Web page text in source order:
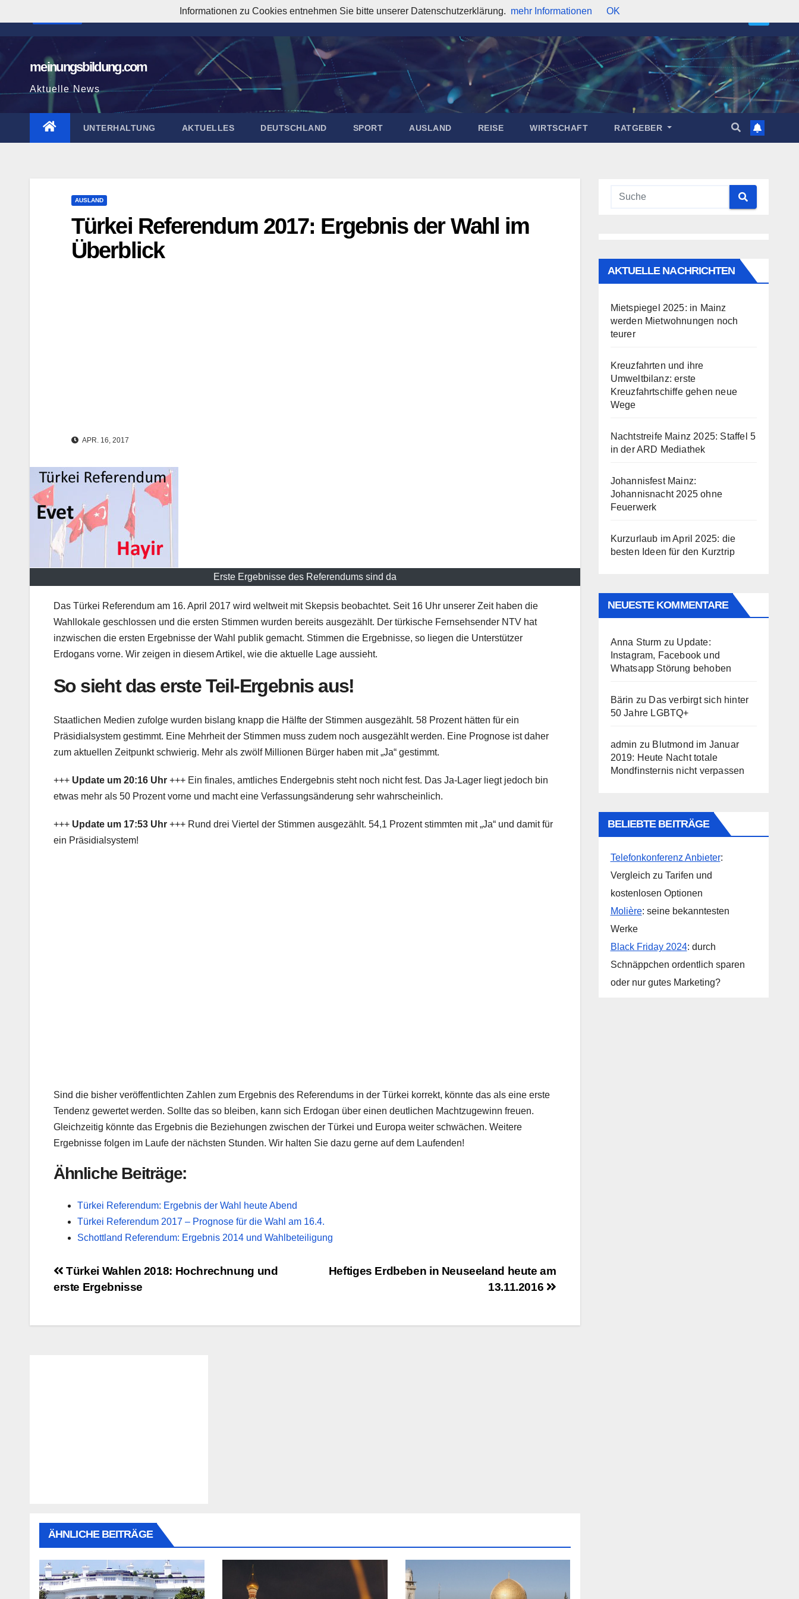
Inhalt
springen
meinungsbildung.com
Aktuelle News
UNTERHALTUNG AKTUELLES DEUTSCHLAND SPORT AUSLAND REISE WIRTSCHAFT RATGEBER
AUSLAND
Türkei Referendum 2017: Ergebnis der Wahl im
Überblick
APR. 16, 2017
Erste Ergebnisse des Referendums sind da
Das Türkei Referendum am 16. April 2017 wird weltweit mit Skepsis beobachtet. Seit 16 Uhr unserer Zeit haben die
Wahllokale geschlossen und die ersten Stimmen wurden bereits ausgezählt. Der türkische Fernsehsender NTV hat
inzwischen die ersten Ergebnisse der Wahl publik gemacht. Stimmen die Ergebnisse, so liegen die Unterstützer
Erdogans vorne. Wir zeigen in diesem Artikel, wie die aktuelle Lage aussieht.
So sieht das erste Teil-Ergebnis aus!
Staatlichen Medien zufolge wurden bislang knapp die Hälfte der Stimmen ausgezählt. 58 Prozent hätten für ein
Präsidialsystem gestimmt. Eine Mehrheit der Stimmen muss zudem noch ausgezählt werden. Eine Prognose ist daher
zum aktuellen Zeitpunkt schwierig. Mehr als zwölf Millionen Bürger haben mit „Ja“ gestimmt.
+++ Update um 20:16 Uhr +++ Ein finales, amtliches Endergebnis steht noch nicht fest. Das Ja-Lager liegt jedoch bin
etwas mehr als 50 Prozent vorne und macht eine Verfassungsänderung sehr wahrscheinlich.
+++ Update um 17:53 Uhr +++ Rund drei Viertel der Stimmen ausgezählt. 54,1 Prozent stimmten mit „Ja“ und damit für
ein Präsidialsystem!
Sind die bisher veröffentlichten Zahlen zum Ergebnis des Referendums in der Türkei korrekt, könnte das als eine erste
Tendenz gewertet werden. Sollte das so bleiben, kann sich Erdogan über einen deutlichen Machtzugewinn freuen.
Gleichzeitig könnte das Ergebnis die Beziehungen zwischen der Türkei und Europa weiter schwächen. Weitere
Ergebnisse folgen im Laufe der nächsten Stunden. Wir halten Sie dazu gerne auf dem Laufenden!
Ähnliche Beiträge:
Türkei Referendum: Ergebnis der Wahl heute Abend
Türkei Referendum 2017 – Prognose für die Wahl am 16.4.
Schottland Referendum: Ergebnis 2014 und Wahlbeteiligung
Beitragsnavigation
Heftiges Erdbeben in Neuseeland heute am
13.11.2016
Türkei Wahlen 2018: Hochrechnung und
erste Ergebnisse
ÄHNLICHE BEITRÄGE
AKTUELLE NACHRICHTEN
Mietspiegel 2025: in Mainz
werden Mietwohnungen noch
teurer
Kreuzfahrten und ihre
Umweltbilanz: erste
Kreuzfahrtschiffe gehen neue
Wege
Nachtstreife Mainz 2025: Staffel 5
in der ARD Mediathek
Johannisfest Mainz:
Johannisnacht 2025 ohne
Feuerwerk
Kurzurlaub im April 2025: die
besten Ideen für den Kurztrip
NEUESTE KOMMENTARE
Anna Sturm zu Update:
Instagram, Facebook und
Whatsapp Störung behoben
Bärin zu Das verbirgt sich hinter
50 Jahre LGBTQ+
admin zu Blutmond im Januar
2019: Heute Nacht totale
Mondfinsternis nicht verpassen
BELIEBTE BEITRÄGE
Telefonkonferenz Anbieter:
Vergleich zu Tarifen und
kostenlosen Optionen
Molière: seine bekanntesten
Werke
Black Friday 2024: durch
Schnäppchen ordentlich sparen
oder nur gutes Marketing?
Informationen zu Cookies entnehmen Sie bitte unserer Datenschutzerklärung. mehr Informationen OK